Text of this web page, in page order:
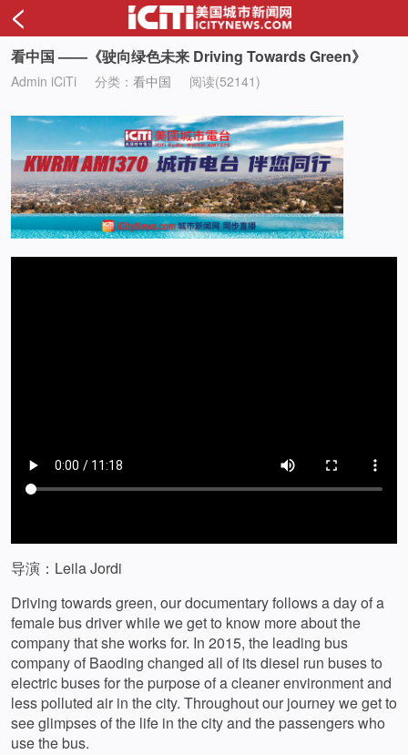
<
看中国 ——《驶向绿色未来 Driving Towards Green》
Admin iCiTi 分类： 看中国 阅读(52141)
导演：Leila Jordi
Driving towards green, our documentary follows a day of a
female bus driver while we get to know more about the
company that she works for. In 2015, the leading bus
company of Baoding changed all of its diesel run buses to
electric buses for the purpose of a cleaner environment and
less polluted air in the city. Throughout our journey we get to
see glimpses of the life in the city and the passengers who
use the bus.